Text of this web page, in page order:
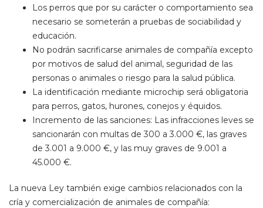
Los perros que por su carácter o comportamiento sea
necesario se someterán a pruebas de sociabilidad y
educación.
No podrán sacrificarse animales de compañía excepto
por motivos de salud del animal, seguridad de las
personas o animales o riesgo para la salud pública.
La identificación mediante microchip será obligatoria
para perros, gatos, hurones, conejos y équidos.
Incremento de las sanciones: Las infracciones leves se
sancionarán con multas de 300 a 3.000 €, las graves
de 3.001 a 9.000 €, y las muy graves de 9.001 a
45.000 €.
La nueva Ley también exige cambios relacionados con la
cría y comercialización de animales de compañía: